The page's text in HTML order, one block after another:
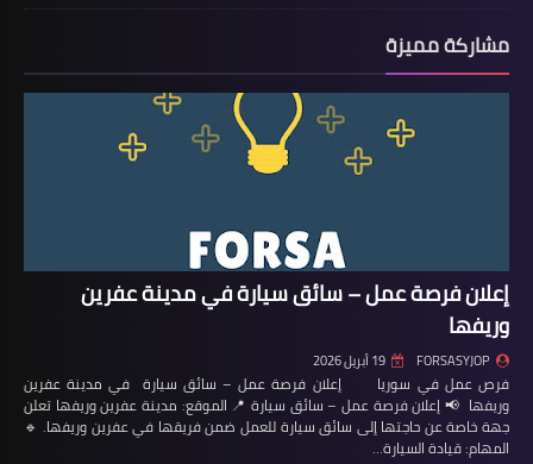
مشاركة مميزة
إعلان فرصة عمل – سائق سيارة في مدينة عفرين
وريفها
FORSASYJOP 19 أبريل 2026
فرص عمل في سوريا إعلان فرصة عمل – سائق سيارة في مدينة عفرين
وريفها 📢 إعلان فرصة عمل – سائق سيارة 📍 الموقع: مدينة عفرين وريفها تعلن
جهة خاصة عن حاجتها إلى سائق سيارة للعمل ضمن فريقها في عفرين وريفها. 🔹
المهام: قيادة السيارة…